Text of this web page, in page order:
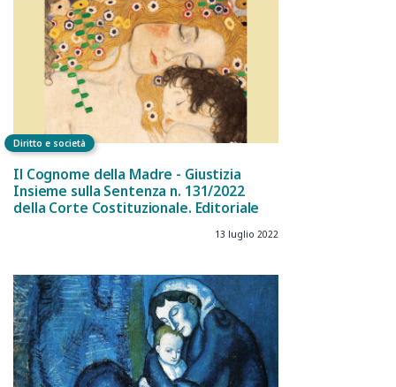
Diritto e società
Il Cognome della Madre - Giustizia
Insieme sulla Sentenza n. 131/2022
della Corte Costituzionale. Editoriale
13 luglio 2022